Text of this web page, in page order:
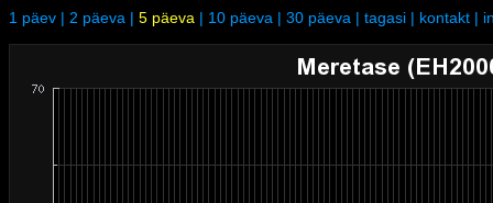
1 päev | 2 päeva | 5 päeva | 10 päeva | 30 päeva | tagasi | kontakt |